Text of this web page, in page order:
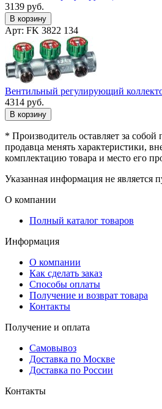
3139 руб.
В корзину
Арт: FK 3822 134
Вентильный регулирующий
4314 руб.
В корзину
* Производитель оставляет за собой
продавца менять характеристики,
комплектацию товара и место его
Указанная информация не является
О компании
Полный каталог товаров
Информация
О компании
Как сделать заказ
Способы оплаты
Получение и возврат товара
Контакты
Получение и оплата
Самовывоз
Доставка по Москве
Доставка по России
Контакты